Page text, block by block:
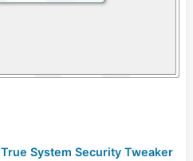
True System Security Tweaker